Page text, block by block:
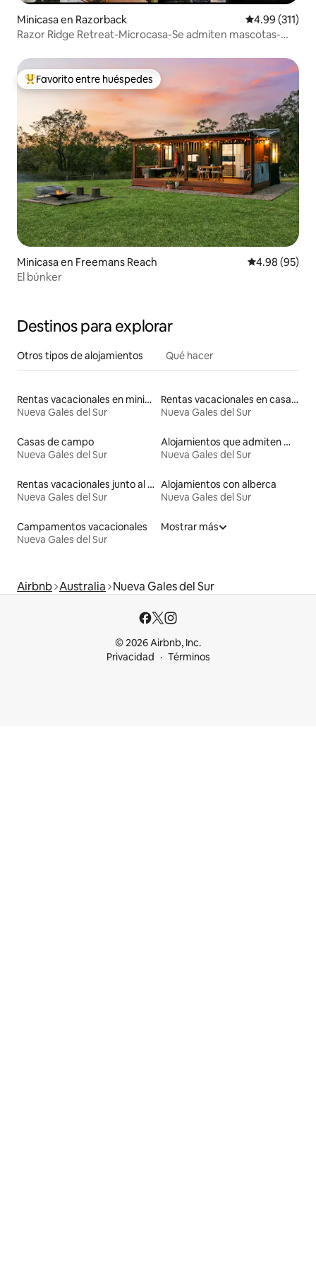
Minicasa en Razorback Calificación
4.99 (311)
Razor Ridge Retreat-Microcasa-Se admiten mascotas-
De los mejores en Favorito entre huéspedes
Favorito entre huéspedes
Minicasa en Freemans Reach Calificación
4.98 (95)
El búnker
Destinos para explorar
Otros tipos de alojamientos Qué hacer
Rentas vacacionales en minicasas
Nueva Gales del Sur
Rentas vacacionales en casas con inodoro de altura accesible
Nueva Gales del Sur
Casas de campo
Nueva Gales del Sur
Alojamientos que admiten mascotas
Nueva Gales del Sur
Rentas vacacionales junto al agua
Nueva Gales del Sur
Alojamientos con alberca
Nueva Gales del Sur
Campamentos vacacionales
Nueva Gales del Sur
Mostrar más
Airbnb Australia Nueva Gales del Sur
© 2026 Airbnb, Inc.
Privacidad
Términos